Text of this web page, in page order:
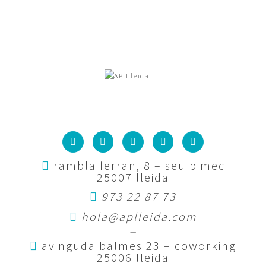
rambla ferran, 8 – seu pimec
25007 lleida
973 22 87 73
hola@aplleida.com
—
avinguda balmes 23 – coworking
25006 lleida